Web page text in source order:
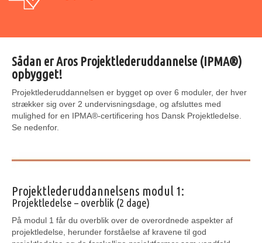
Sådan er Aros Projektlederuddannelse (IPMA®)
opbygget!
Projektlederuddannelsen er bygget op over 6 moduler, der hver
strækker sig over 2 undervisningsdage, og afsluttes med
mulighed for en IPMA®-certificering hos Dansk Projektledelse.
Se nedenfor.
Projektlederuddannelsens modul 1:
Projektledelse – overblik (2 dage)
På modul 1 får du overblik over de overordnede aspekter af
projektledelse, herunder forståelse af kravene til god